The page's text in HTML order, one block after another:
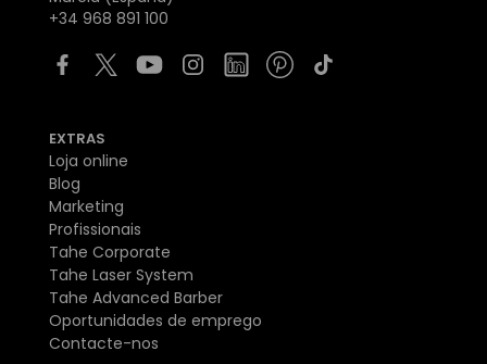
+34 968 891 100
EXTRAS
Loja online
Blog
Marketing
Profissionais
Tahe Corporate
Tahe Laser System
Tahe Advanced Barber
Oportunidades de emprego
Contacte-nos